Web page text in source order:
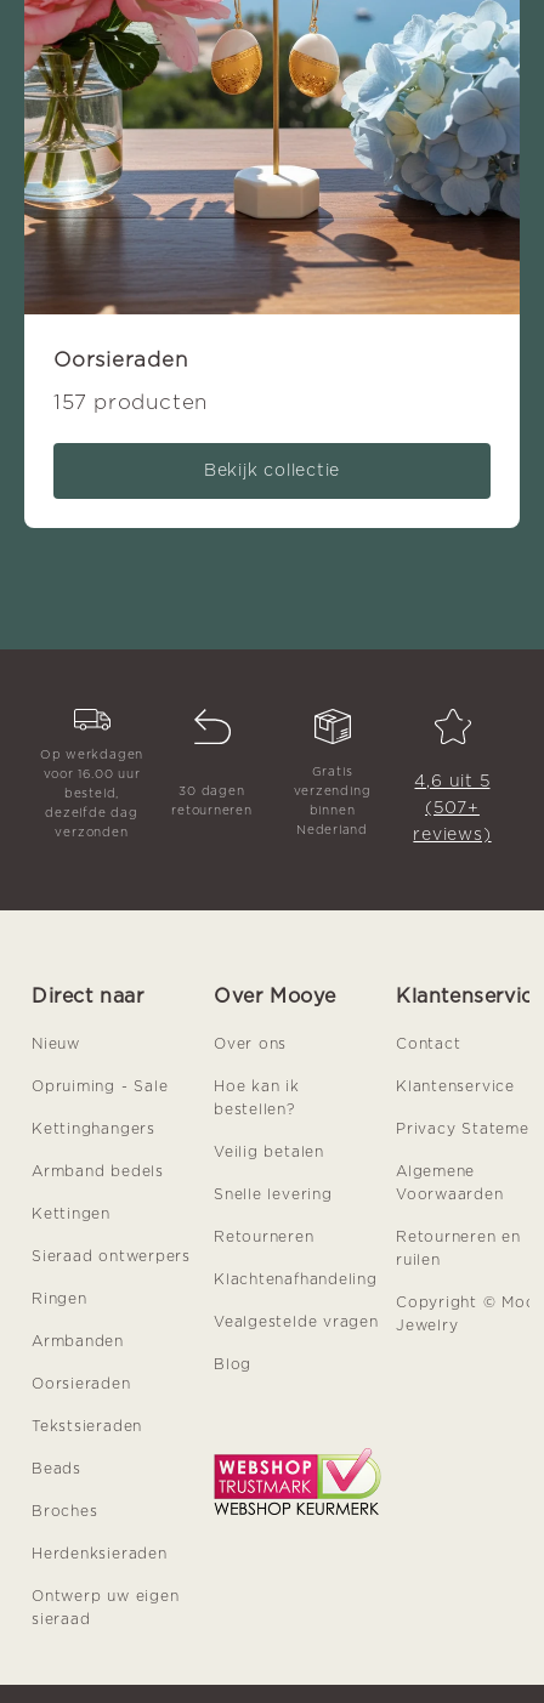
Oorsieraden
157 producten
Bekijk collectie
Op werkdagen
voor 16.00 uur
besteld,
dezelfde dag
verzonden
30 dagen
retourneren
Gratis
verzending
binnen
Nederland
4,6 uit 5
(507+
reviews)
Direct naar
Nieuw
Opruiming - Sale
Kettinghangers
Armband bedels
Kettingen
Sieraad ontwerpers
Ringen
Armbanden
Oorsieraden
Tekstsieraden
Beads
Broches
Herdenksieraden
Ontwerp uw eigen
sieraad
Over Mooye
Over ons
Hoe kan ik
bestellen?
Veilig betalen
Snelle levering
Retourneren
Klachtenafhandeling
Vealgestelde vragen
Blog
Klantenservice
Contact
Klantenservice
Privacy
Algemene
Voorwaarden
Retourneren en
ruilen
Copyright ©
Jewelry